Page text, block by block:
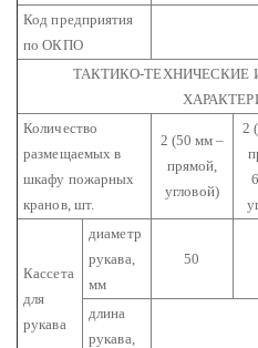
Код предприятия
по ОКПО
ТАКТИКО-ТЕХНИЧЕСКИЕ
Количество
размещаемых в
шкафу пожарных
кранов, шт.
2 (50 мм –
прямой,
угловой)
2
Кассета
для
рукава
диаметр
рукава,
мм
50
длина
рукава,